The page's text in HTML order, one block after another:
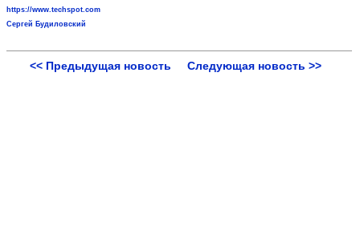
https://www.techspot.com
Сергей Будиловский
<< Предыдущая новость Следующая новость >>